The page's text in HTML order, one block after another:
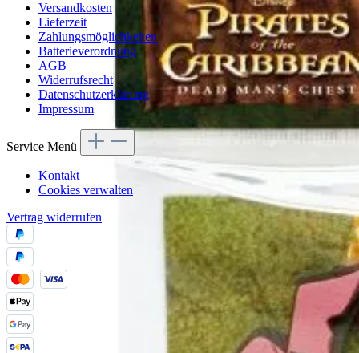
Versandkosten
Lieferzeit
Zahlungsmöglichkeiten
Batterieverordnung
AGB
Widerrufsrecht
Datenschutzerklärung
Impressum
Service Menü
Kontakt
Cookies verwalten
Vertrag widerrufen